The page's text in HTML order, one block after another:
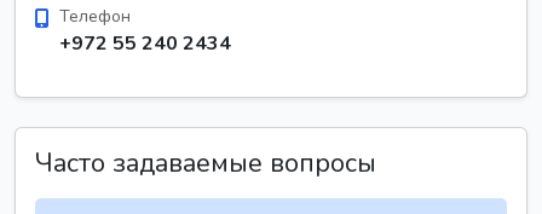
Телефон
+972 55 240 2434
Часто задаваемые вопросы